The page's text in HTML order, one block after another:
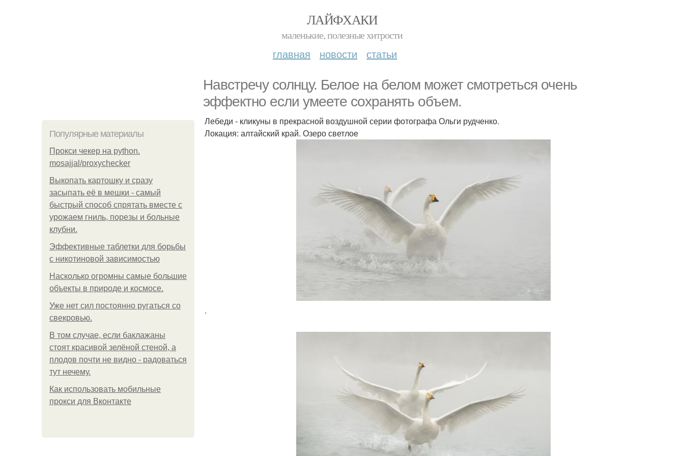
ЛАЙФХАКИ
маленькие, полезные хитрости
главная новости статьи
Навстречу солнцу. Белое на белом может смотреться очень
эффектно если умеете сохранять объем.
Популярные материалы
Прокси чекер на python.
mosajjal/proxychecker
Выкопать картошку и сразу
засыпать её в мешки - самый
быстрый способ спрятать вместе с
урожаем гниль, порезы и больные
клубни.
Эффективные таблетки для борьбы
с никотиновой зависимостью
Насколько огромны самые большие
объекты в природе и космосе.
Уже нет сил постоянно ругаться со
свекровью.
В том случае, если баклажаны
стоят красивой зелёной стеной, а
плодов почти не видно - радоваться
тут нечему.
Как использовать мобильные
прокси для Вконтакте
Лебеди - кликуны в прекрасной воздушной серии фотографа Ольги рудченко.
Локация: алтайский край. Озеро светлое
.